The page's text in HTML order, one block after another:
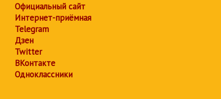
Официальный сайт
Интернет-приёмная
Telegram
Дзен
Twitter
ВКонтакте
Одноклассники